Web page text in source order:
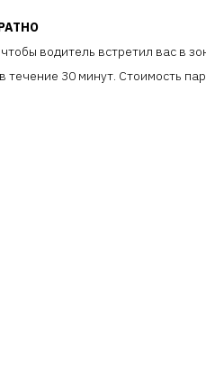
водитель встретил вас в
30 минут. Стоимость